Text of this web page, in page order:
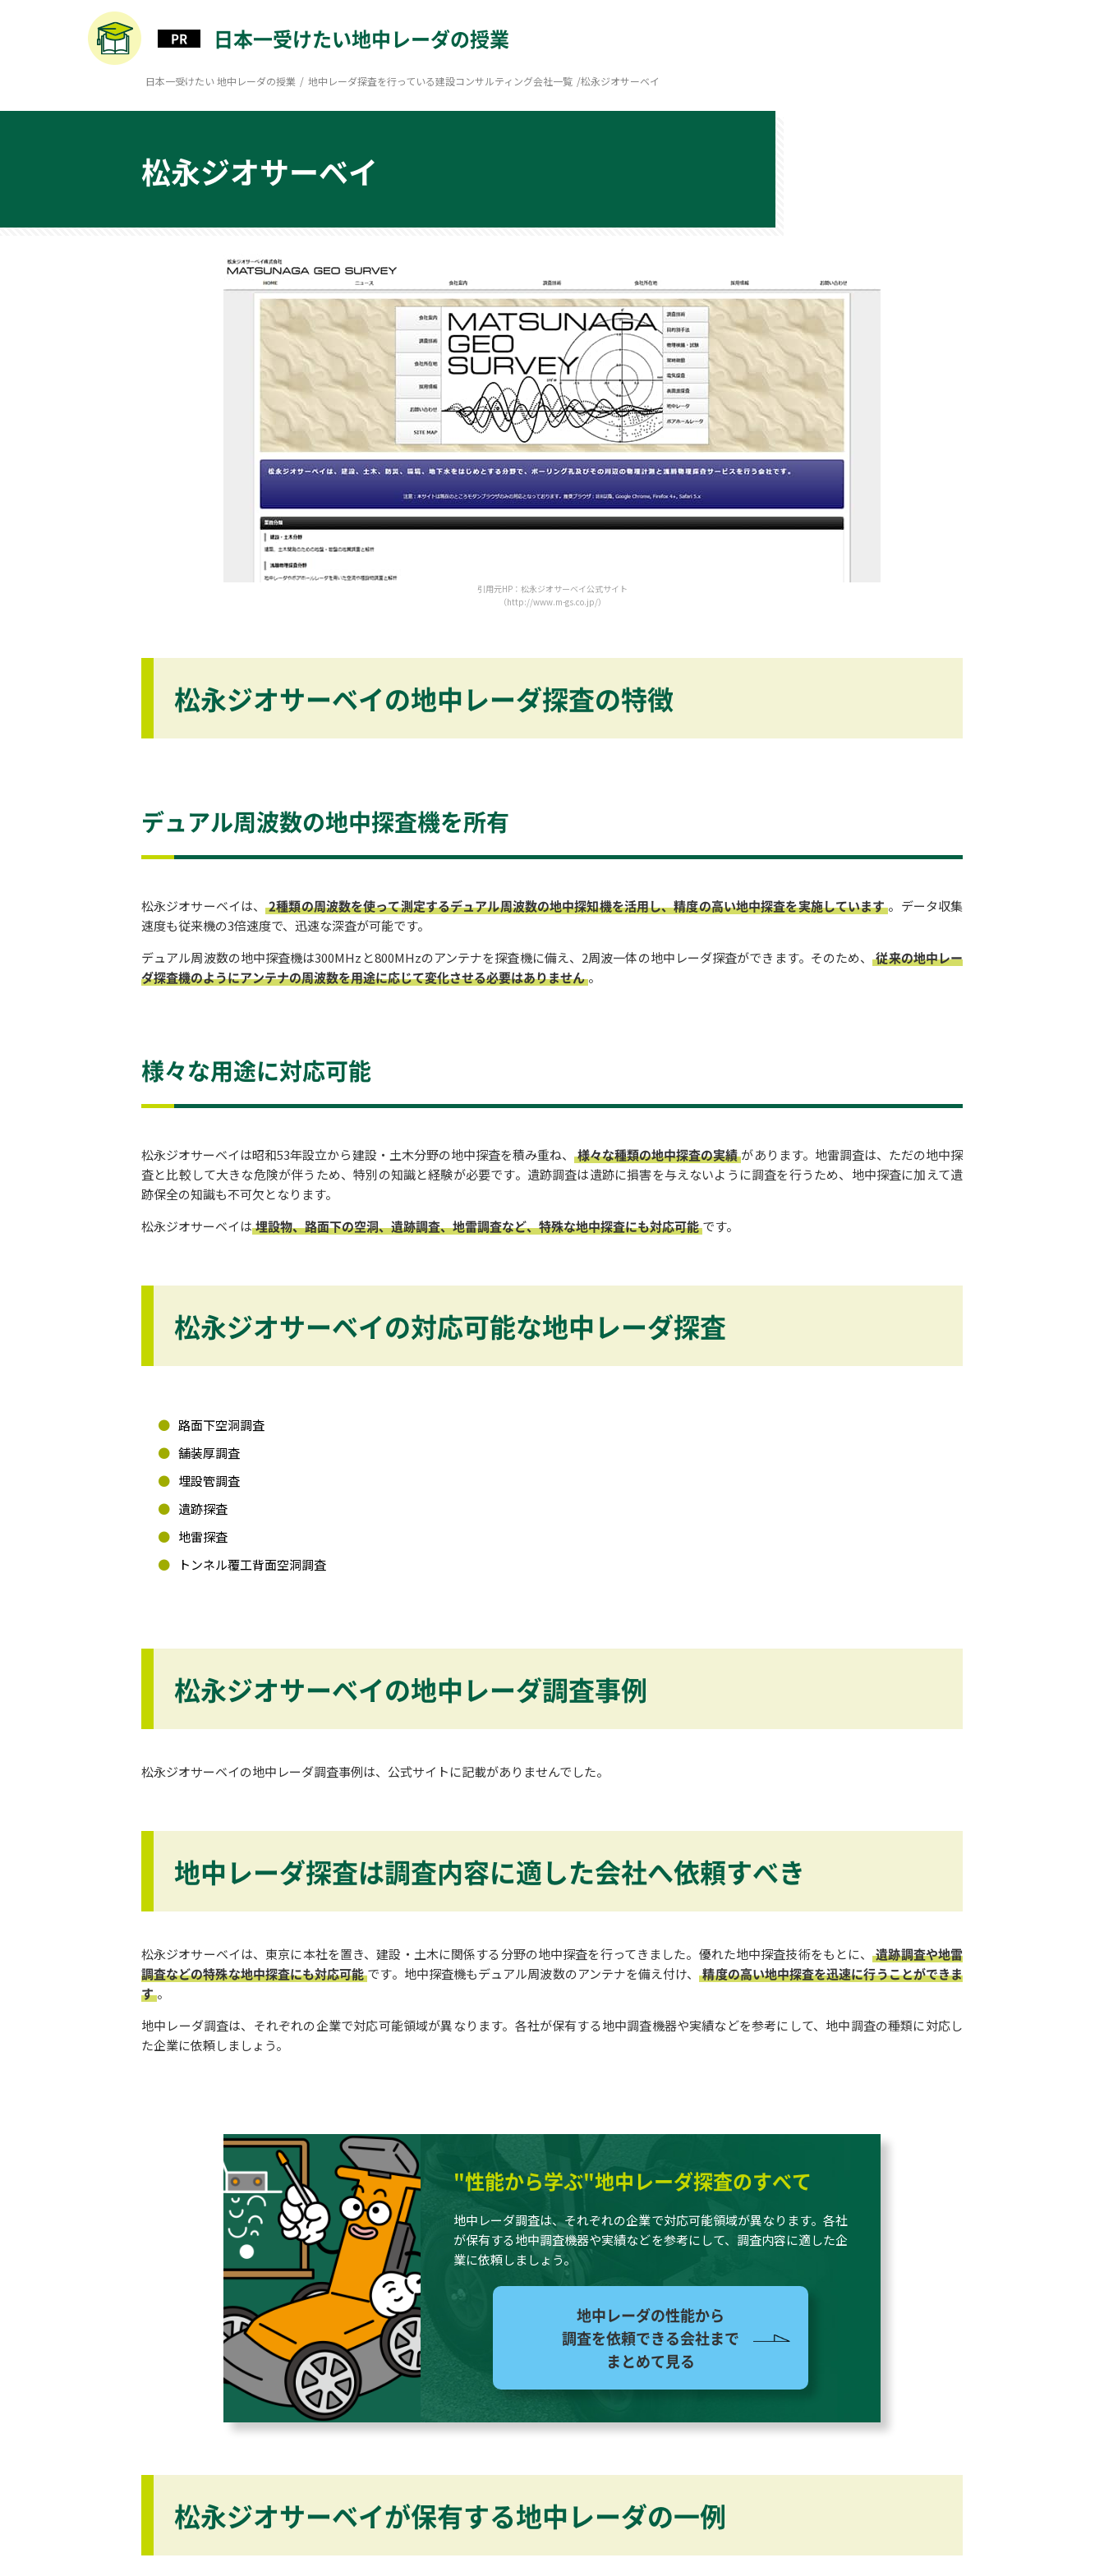
日本一受けたい地中レーダの授業
日本一受けたい 地中レーダの授業 / 地中レーダ探査を行っている建設コンサルティング会社一覧 /松永ジオサーベイ
松永ジオサーベイ
引用元HP：松永ジオサーベイ公式サイト
（http://www.m-gs.co.jp/）
松永ジオサーベイの地中レーダ探査の特徴
デュアル周波数の地中探査機を所有
松永ジオサーベイは、2種類の周波数を使って測定するデュアル周波数の地中探知機を活用し、精度の高い地中探査を実施しています 。データ収集
速度も従来機の3倍速度で、迅速な深査が可能です。
デュアル周波数の地中探査機は300MHzと800MHzのアンテナを探査機に備え、2周波一体の地中レーダ探査ができます。そのため、従来の地中レー
ダ探査機のようにアンテナの周波数を用途に応じて変化させる必要はありません 。
様々な用途に対応可能
松永ジオサーベイは昭和53年設立から建設・土木分野の地中探査を積み重ね、様々な種類の地中探査の実績 があります。地雷調査は、ただの地中探
査と比較して大きな危険が伴うため、特別の知識と経験が必要です。遺跡調査は遺跡に損害を与えないように調査を行うため、地中探査に加えて遺
跡保全の知識も不可欠となります。
松永ジオサーベイは 埋設物、路面下の空洞、遺跡調査、地雷調査など、特殊な地中探査にも対応可能 です。
松永ジオサーベイの対応可能な地中レーダ探査
路面下空洞調査
舗装厚調査
埋設管調査
遺跡探査
地雷探査
トンネル覆工背面空洞調査
松永ジオサーベイの地中レーダ調査事例
松永ジオサーベイの地中レーダ調査事例は、公式サイトに記載がありませんでした。
地中レーダ探査は調査内容に適した会社へ依頼すべき
松永ジオサーベイは、東京に本社を置き、建設・土木に関係する分野の地中探査を行ってきました。優れた地中探査技術をもとに、遺跡調査や地雷
調査などの特殊な地中探査にも対応可能 です。地中探査機もデュアル周波数のアンテナを備え付け、精度の高い地中探査を迅速に行うことができま
す 。
地中レーダ調査は、それぞれの企業で対応可能領域が異なります。各社が保有する地中調査機器や実績などを参考にして、地中調査の種類に対応し
た企業に依頼しましょう。
"性能から学ぶ"地中レーダ探査のすべて
地中レーダ調査は、それぞれの企業で対応可能領域が異なります。各社
が保有する地中調査機器や実績などを参考にして、調査内容に適した企
業に依頼しましょう。
地中レーダの性能から
調査を依頼できる会社まで
まとめて見る
松永ジオサーベイが保有する地中レーダの一例